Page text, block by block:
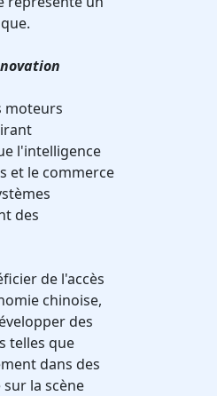
moteurs
l'intelligence
et le commerce
des
de l'accès
chinoise,
des
telles que
dans des
la scène